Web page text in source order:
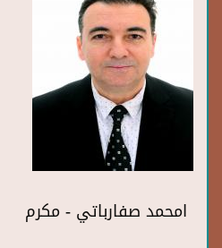
امحمد صفارباتي - مكرم